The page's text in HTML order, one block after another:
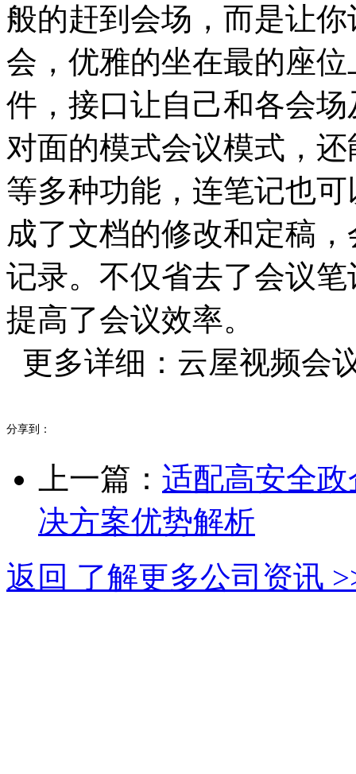
般的赶到会场，而是让
会，优雅的坐在最的座
件，接口让自己和各会
对面的模式会议模式，
等多种功能，连笔记也
成了文档的修改和定稿
记录。不仅省去了会议
提高了会议效率。
更多详细：云屋视频会
分享到：
上一篇： 适配高安全
决方案优势解析
返回 了解更多公司资讯